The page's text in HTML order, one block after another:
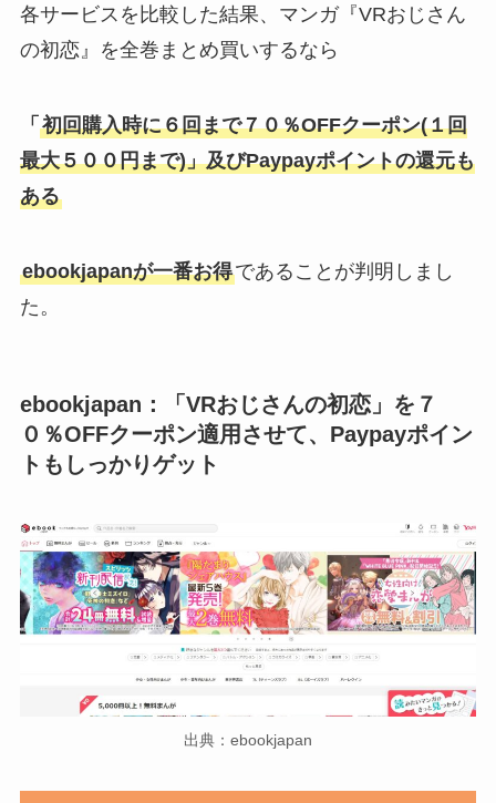
各サービスを比較した結果、マンガ『VRおじさん
の初恋』を全巻まとめ買いするなら
「 初回購入時に６回まで７０％OFFクーポン(１回
最大５００円まで)」及びPaypayポイントの還元も
ある
ebookjapanが一番お得であることが判明しまし
た。
ebookjapan：「VRおじさんの初恋」を７
０％OFFクーポン適用させて、Paypayポイン
トもしっかりゲット
出典：ebookjapan